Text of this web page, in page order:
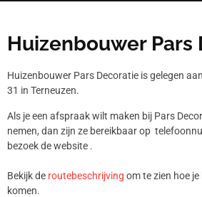
Huizenbouwer Pars
Huizenbouwer Pars Decoratie is gelegen
31 in Terneuzen.
Als je een afspraak wilt maken bij Pars
nemen, dan zijn ze bereikbaar op
bezoek de website .
Bekijk de routebeschrijving om te zien hoe
komen.